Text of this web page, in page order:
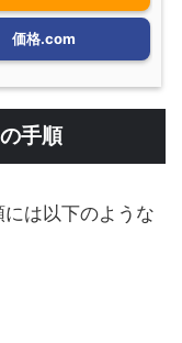
価格.com
手順
は以下のような